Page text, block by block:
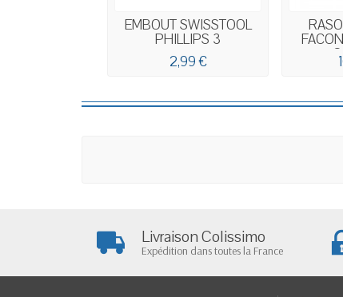
EMBOUT SWISSTOOL
PHILLIPS 3
2,99 €
Livraison Colissimo
Expédition dans toutes la France